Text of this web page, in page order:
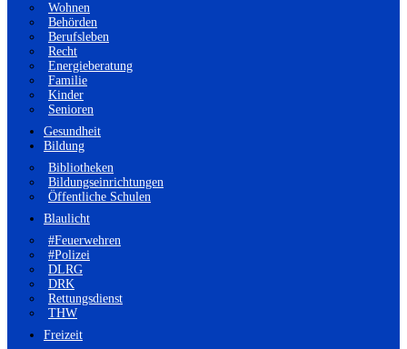
Wohnen
Behörden
Berufsleben
Recht
Energieberatung
Familie
Kinder
Senioren
Gesundheit
Bildung
Bibliotheken
Bildungseinrichtungen
Öffentliche Schulen
Blaulicht
#Feuerwehren
#Polizei
DLRG
DRK
Rettungsdienst
THW
Freizeit